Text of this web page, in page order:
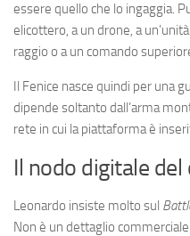
essere quello che lo ingaggia.
elicottero, a un drone, a
raggio o a un comando
Il Fenice nasce quindi per una
dipende soltanto dall’arma
rete in cui la piattaforma è
Il nodo digitale
Leonardo insiste molto sul
Non è un dettaglio